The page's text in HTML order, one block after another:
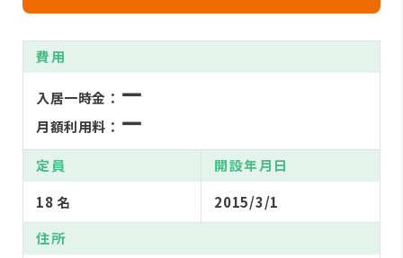
費用
入居一時金： ー
月額利用料： ー
定員
18 名
開設年月日
2015/3/1
住所